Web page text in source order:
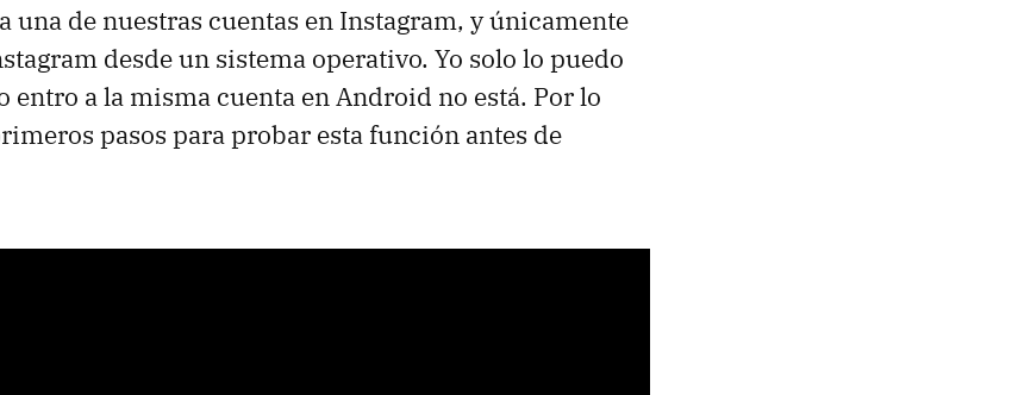
una de nuestras cuentas en Instagram, y únicamente
desde un sistema operativo. Yo solo lo puedo
entro a la misma cuenta en Android no está. Por lo
pasos para probar esta función antes de